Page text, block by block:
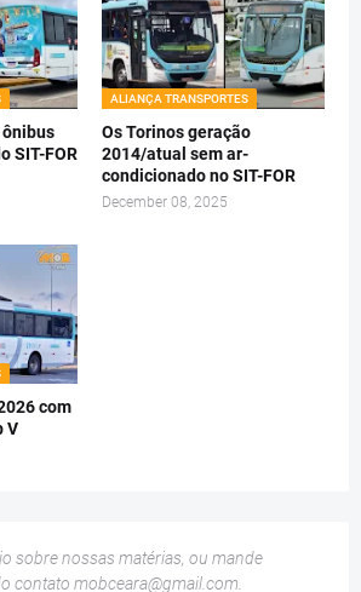
ônibus
SIT-FOR
ALIANÇA TRANSPORTES
Os Torinos geração
2014/atual sem ar-
condicionado no SIT-FOR
December 08, 2025
com
V
sobre nossas matérias, ou mande
contato mobceara@gmail.com